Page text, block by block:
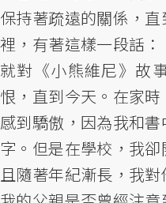
保持著疏遠的關係，
裡，有著這樣一段話
就對《小熊維尼》故
恨，直到今天。在家
感到驕傲，因為我和
字。但是在學校，我
且隨著年紀漸長，我